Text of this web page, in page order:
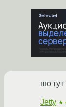
шо тут
Jetty